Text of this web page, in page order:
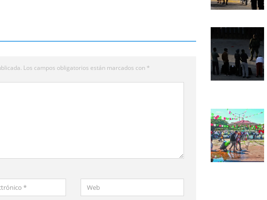
Los campos obligatorios están marcados con *
Web